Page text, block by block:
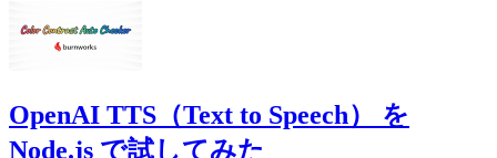
OpenAI TTS（Text to Speech） を
Node.js で試してみた